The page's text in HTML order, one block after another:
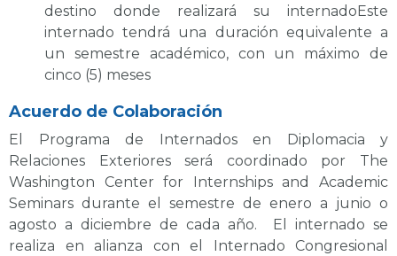
destino donde realizará su internadoEste
internado tendrá una duración equivalente a
un semestre académico, con un máximo de
cinco (5) meses
Acuerdo de Colaboración
El Programa de Internados en Diplomacia y
Relaciones Exteriores será coordinado por The
Washington Center for Internships and Academic
Seminars durante el semestre de enero a junio o
agosto a diciembre de cada año. El internado se
realiza en alianza con el Internado Congresional